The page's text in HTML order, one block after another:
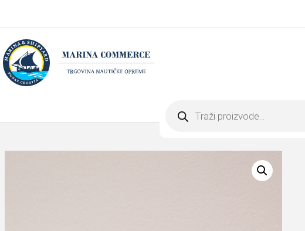
search